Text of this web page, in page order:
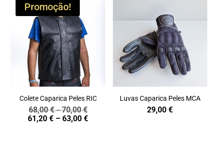
Promoção!
Colete Caparica Peles RIC
68,00€–70,00€Price
range:
61,20€ – 63,00€Price
Luvas Caparica Peles MCA
29,00€